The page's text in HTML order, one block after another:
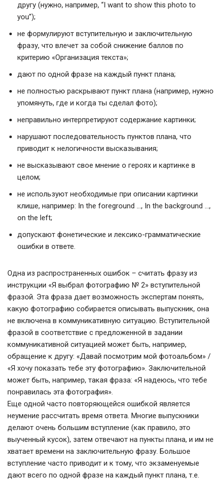
другу (нужно, например, “I want to show this photo to
you”);
не формулируют вступительную и заключительную
фразу, что влечет за собой снижение баллов по
критерию «Организация текста»;
дают по одной фразе на каждый пункт плана;
не полностью раскрывают пункт плана (например, нужно
упомянуть, где и когда ты сделал фото);
неправильно интерпретируют содержание картинки;
нарушают последовательность пунктов плана, что
приводит к нелогичности высказывания;
не высказывают свое мнение о героях и картинке в
целом;
не используют необходимые при описании картинки
клише, например: In the foreground …, In the background …,
on the left;
допускают фонетические и лексико-грамматические
ошибки в ответе.
Одна из распространенных ошибок – считать фразу из
инструкции «Я выбрал фотографию № 2» вступительной
фразой. Эта фраза дает возможность экспертам понять,
какую фотографию собирается описывать выпускник, она
не включена в коммуникативную ситуацию. Вступительной
фразой в соответствие с предложенной в задании
коммуникативной ситуацией может быть, например,
обращение к другу: «Давай посмотрим мой фотоальбом» /
«Я хочу показать тебе эту фотографию». Заключительной
может быть, например, такая фраза: «Я надеюсь, что тебе
понравилась эта фотография».
Еще одной часто повторяющейся ошибкой является
неумение рассчитать время ответа. Многие выпускники
делают очень большим вступление (как правило, это
выученный кусок), затем отвечают на пункты плана, и им не
хватает времени на заключительную фразу. Большое
вступление часто приводит и к тому, что экзаменуемые
дают всего по одной фразе на каждый пункт плана, т.е.